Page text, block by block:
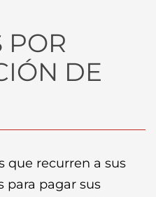
POR
DE
que recurren a sus
para pagar sus